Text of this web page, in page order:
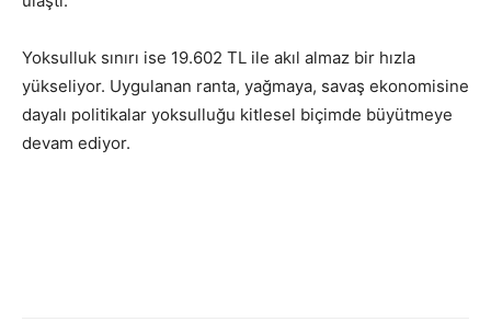
Yoksulluk sınırı ise 19.602 TL ile akıl almaz bir hızla
yükseliyor. Uygulanan ranta, yağmaya, savaş ekonomisine
dayalı politikalar yoksulluğu kitlesel biçimde büyütmeye
devam ediyor.